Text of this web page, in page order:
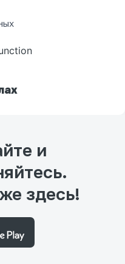
и
здесь!